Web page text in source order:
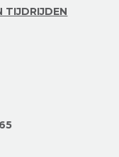
TIJDRIJDEN